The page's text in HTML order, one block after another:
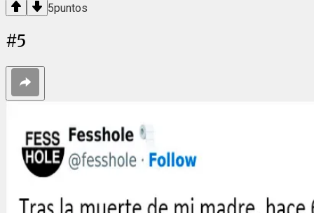
5puntos
#5